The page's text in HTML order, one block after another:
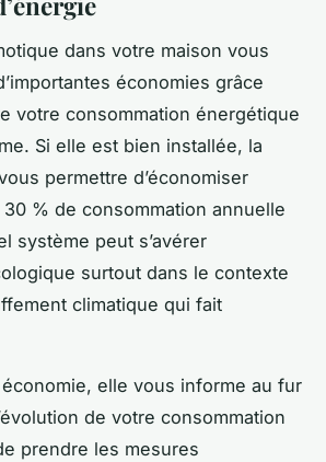
dans votre maison vous
économies grâce
votre consommation énergétique
Si elle est bien installée, la
permettre d’économiser
30 % de consommation annuelle
système peut s’avérer
surtout dans le contexte
climatique qui fait
elle vous informe au fur
de votre consommation
prendre les mesures